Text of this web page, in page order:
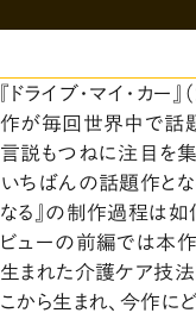
『ドライブ・マイ・カー
作が毎回世界中で話
言説もつねに注目を
いちばんの話題作と
なる』の制作過程は如
ビューの前編では本
生まれた介護ケア技法
こから生まれ、今作に